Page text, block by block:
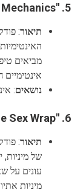
5.
"The Pleasure Mechanics"
תיאור:
מביאים
נושאים:
6.
"The Sex Wrap"
תיאור:
של מיניות,
עונים על
מיניות